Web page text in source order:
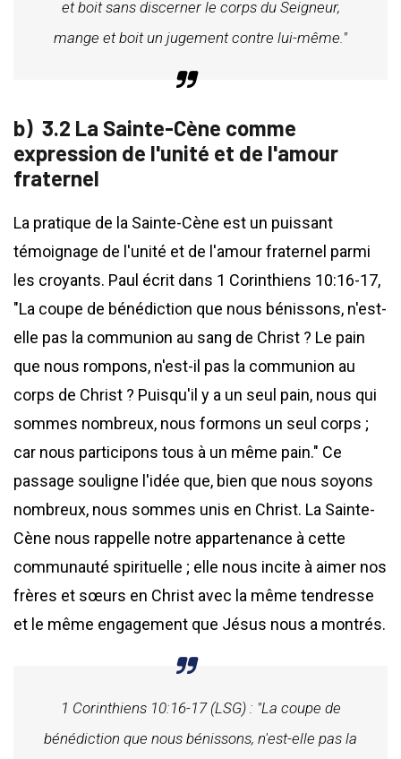
et boit sans discerner le corps du Seigneur,
mange et boit un jugement contre lui-même."
3.2 La Sainte-Cène comme
expression de l'unité et de l'amour
fraternel
La pratique de la Sainte-Cène est un puissant
témoignage de l'unité et de l'amour fraternel parmi
les croyants. Paul écrit dans 1 Corinthiens 10:16-17,
"La coupe de bénédiction que nous bénissons, n'est-
elle pas la communion au sang de Christ ? Le pain
que nous rompons, n'est-il pas la communion au
corps de Christ ? Puisqu'il y a un seul pain, nous qui
sommes nombreux, nous formons un seul corps ;
car nous participons tous à un même pain." Ce
passage souligne l'idée que, bien que nous soyons
nombreux, nous sommes unis en Christ. La Sainte-
Cène nous rappelle notre appartenance à cette
communauté spirituelle ; elle nous incite à aimer nos
frères et sœurs en Christ avec la même tendresse
et le même engagement que Jésus nous a montrés.
1 Corinthiens 10:16-17 (LSG) : "La coupe de
bénédiction que nous bénissons, n'est-elle pas la